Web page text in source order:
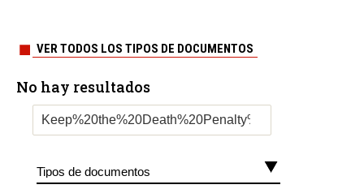
VER TODOS LOS TIPOS DE DOCUMENTOS
No hay resultados